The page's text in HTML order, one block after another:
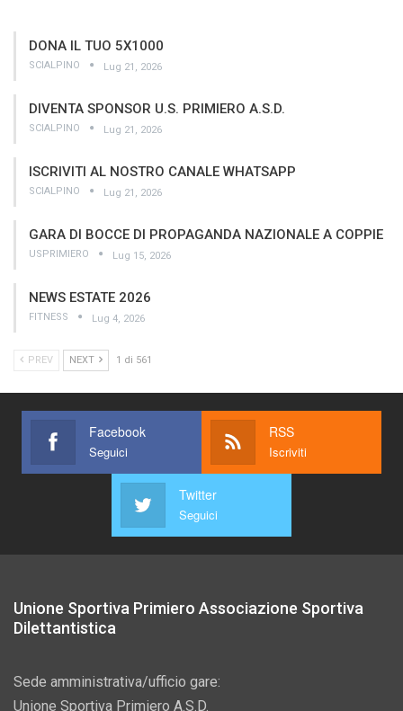
DONA IL TUO 5X1000
SCIALPINO Lug 21, 2026
DIVENTA SPONSOR U.S. PRIMIERO A.S.D.
SCIALPINO Lug 21, 2026
ISCRIVITI AL NOSTRO CANALE WHATSAPP
SCIALPINO Lug 21, 2026
GARA DI BOCCE DI PROPAGANDA NAZIONALE A COPPIE
USPRIMIERO Lug 15, 2026
NEWS ESTATE 2026
FITNESS Lug 4, 2026
PREV NEXT 1 di 561
Facebook
Seguici
RSS
Iscriviti
Twitter
Seguici
Unione Sportiva Primiero Associazione Sportiva
Dilettantistica
Sede amministrativa/ufficio gare:
Unione Sportiva Primiero A.S.D.